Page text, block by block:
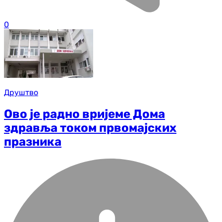
0
Друштво
Ово је радно вријеме Дома
здравља током првомајских
празника